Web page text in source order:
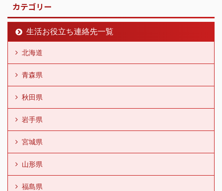
カテゴリー
生活お役立ち連絡先一覧
北海道
青森県
秋田県
岩手県
宮城県
山形県
福島県